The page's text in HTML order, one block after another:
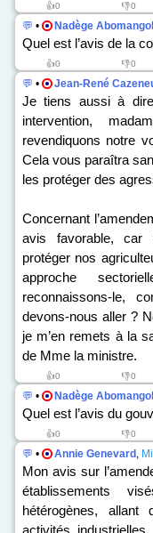
👍0 👎0
💬 • Nadège
Quel est l’avis de la
👍0 👎0
💬 • Jean-René
Je tiens aussi à
intervention,
revendiquons notre
Cela vous paraîtra
les protéger des
Concernant
avis favorable, car
protéger nos
approche
reconnaissons-le,
devons-nous aller ?
je m’en remets à la
de Mme la ministre.
👍0 👎0
💬 • Nadège
Quel est l’avis du
👍0 👎0
💬 • Annie Genevard ,
Mon avis sur
établissements
hétérogènes,
activités